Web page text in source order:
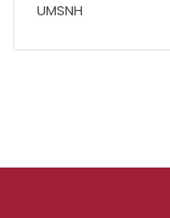
UMSNH